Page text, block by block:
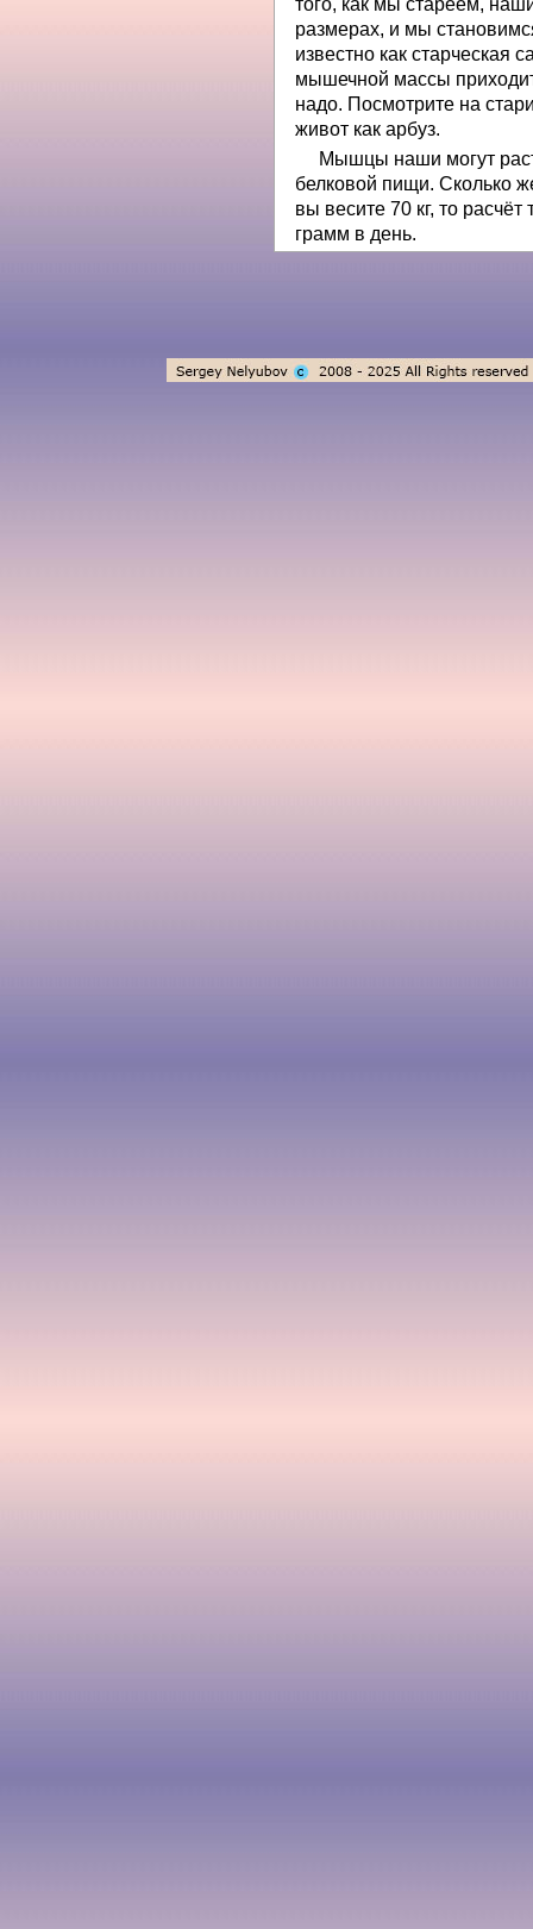
того, как мы стареем,
размерах, и мы
известно как старческая
мышечной массы
надо. Посмотрите на
живот как арбуз.
Мышцы наши могут
белковой пищи. Сколько
вы весите 70 кг, то
грамм в день.